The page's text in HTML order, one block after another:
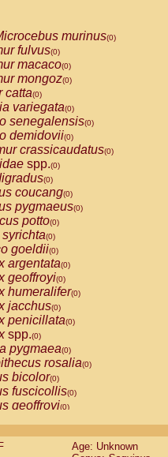
murinus(0)
fulvus(0)
macaco(0)
mongoz(0)
catta(0)
variegata(0)
senegalensis(0)
demidovii(0)
crassicaudatus(0)
spp.(0)
(0)
coucang(0)
pygmaeus(0)
potto(0)
(0)
goeldii(0)
argentata(0)
geoffroyi(0)
humeralifer(0)
jacchus(0)
penicillata(0)
spp.(0)
pygmaea(0)
rosalia(0)
bicolor(0)
fuscicollis(0)
geoffroyi(0)
labiatus(0)
leucopus (0)Age: Unknown